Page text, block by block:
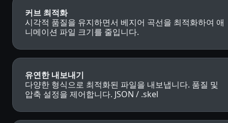
커브 최적화
시각적 품질을 유지하면서 베지어 곡선을 최적화하여 애
니메이션 파일 크기를 줄입니다.
유연한 내보내기
다양한 형식으로 최적화된 파일을 내보냅니다. 품질 및
압축 설정을 제어합니다. JSON / .skel